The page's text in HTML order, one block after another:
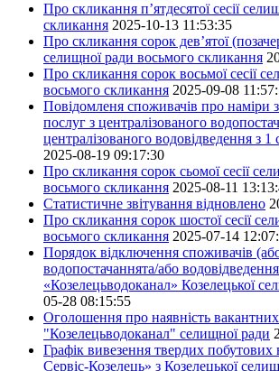
Про скликання п’ятдесятої сесії
скликання 2025-10-13 11:53:35
Про скликання сорок дев’ятої
селищної ради восьмого скликання
Про скликання сорок восьмої сесії
восьмого скликання 2025-09-08
Повідомленя споживачів про наміри
послуг з централізованого
централізованого водовідведення з 1
2025-08-19 09:17:30
Про скликання сорок сьомої сесії
восьмого скликання 2025-08-11
Статистичне звітування відновлено
Про скликання сорок шостої сесії
восьмого скликання 2025-07-14
Порядок відключення споживачів
водопостачаннята/або
«Козелецьводоканал» Козелецької
05-28 08:15:55
Оголошення про наявність
"Козелецьводоканал" селищної ради
Графік вивезення твердих
Сервіс-Козелець» з Козелецької